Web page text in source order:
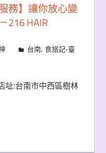
務】讓你放心變
216 HAIR
台南,食旅記-臺
址:台南市中西區樹林